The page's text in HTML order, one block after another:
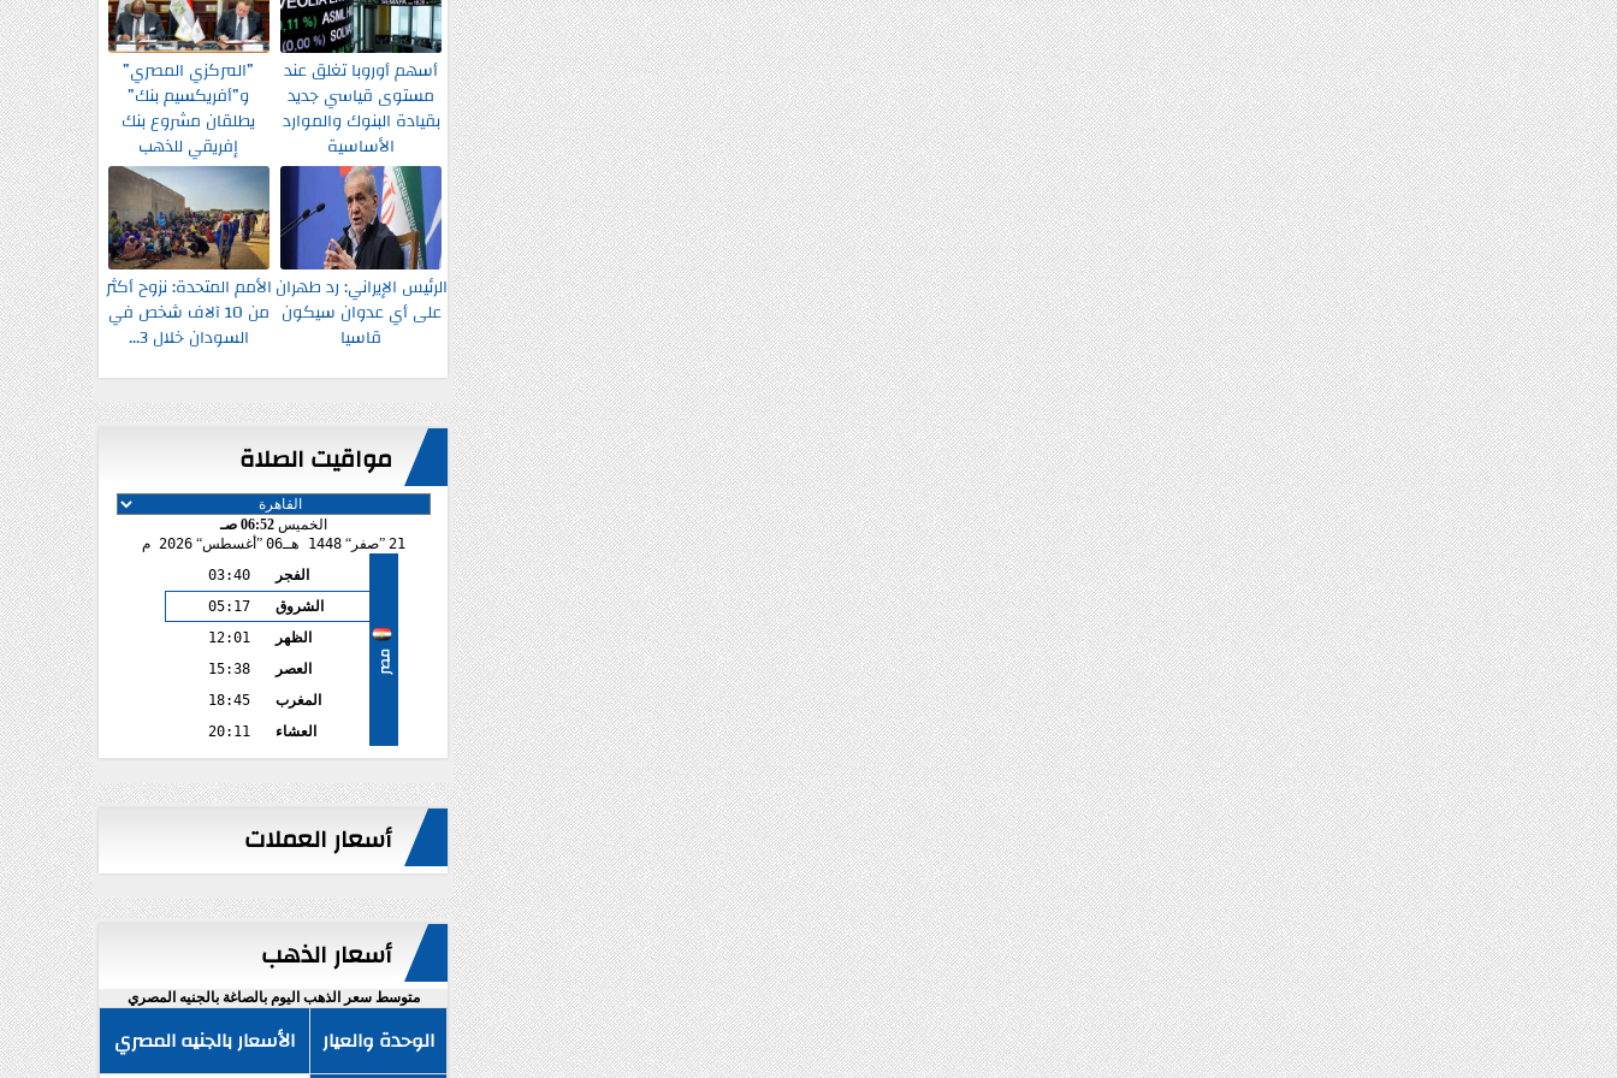
أسهم أوروبا تغلق عند
مستوى قياسي جديد
بقيادة البنوك والموارد
الأساسية
”المركزي المصري”
و”أفريكسيم بنك”
يطلقان مشروع بنك
إفريقي للذهب
الرئيس الإيراني: رد طهران
على أي عدوان سيكون
قاسيا
الأمم المتحدة: نزوح أكثر
من 10 آلاف شخص في
السودان خلال 3...
مواقيت الصلاة
الخميس06:52 صـ
21
صفر 1448 هـ 06 أغسطس 2026 م
مصر
الفجر
03:40
الشروق
05:17
الظهر
12:01
العصر
15:38
المغرب
18:45
العشاء
20:11
أسعار العملات
أسعار الذهب
متوسط سعر الذهب اليوم بالصاغة بالجنيه المصري
الوحدة والعيار الأسعار بالجنيه المصري